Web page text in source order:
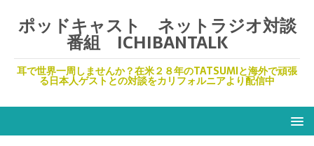
ポッドキャスト ネットラジオ対談
番組 ICHIBANTALK
耳で世界一周しませんか？在米２８年のTATSUMIと海外で頑張
る日本人ゲストとの対談をカリフォルニアより配信中